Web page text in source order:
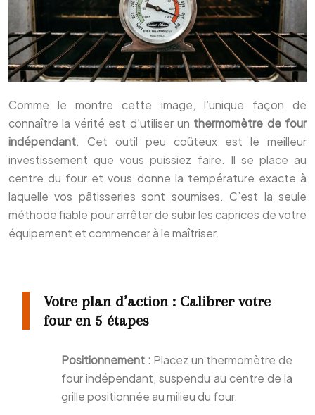
Comme le montre cette image, l’unique façon de
connaître la vérité est d’utiliser un thermomètre de four
indépendant. Cet outil peu coûteux est le meilleur
investissement que vous puissiez faire. Il se place au
centre du four et vous donne la température exacte à
laquelle vos pâtisseries sont soumises. C’est la seule
méthode fiable pour arrêter de subir les caprices de votre
équipement et commencer à le maîtriser.
Votre plan d’action : Calibrer votre
four en 5 étapes
Positionnement : Placez un thermomètre de
four indépendant, suspendu au centre de la
grille positionnée au milieu du four.